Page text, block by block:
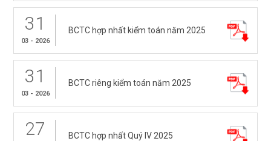
31
03 - 2026
BCTC hợp nhất kiểm toán năm 2025
31
03 - 2026
BCTC riêng kiểm toán năm 2025
27 BCTC hợp nhất Quý IV 2025